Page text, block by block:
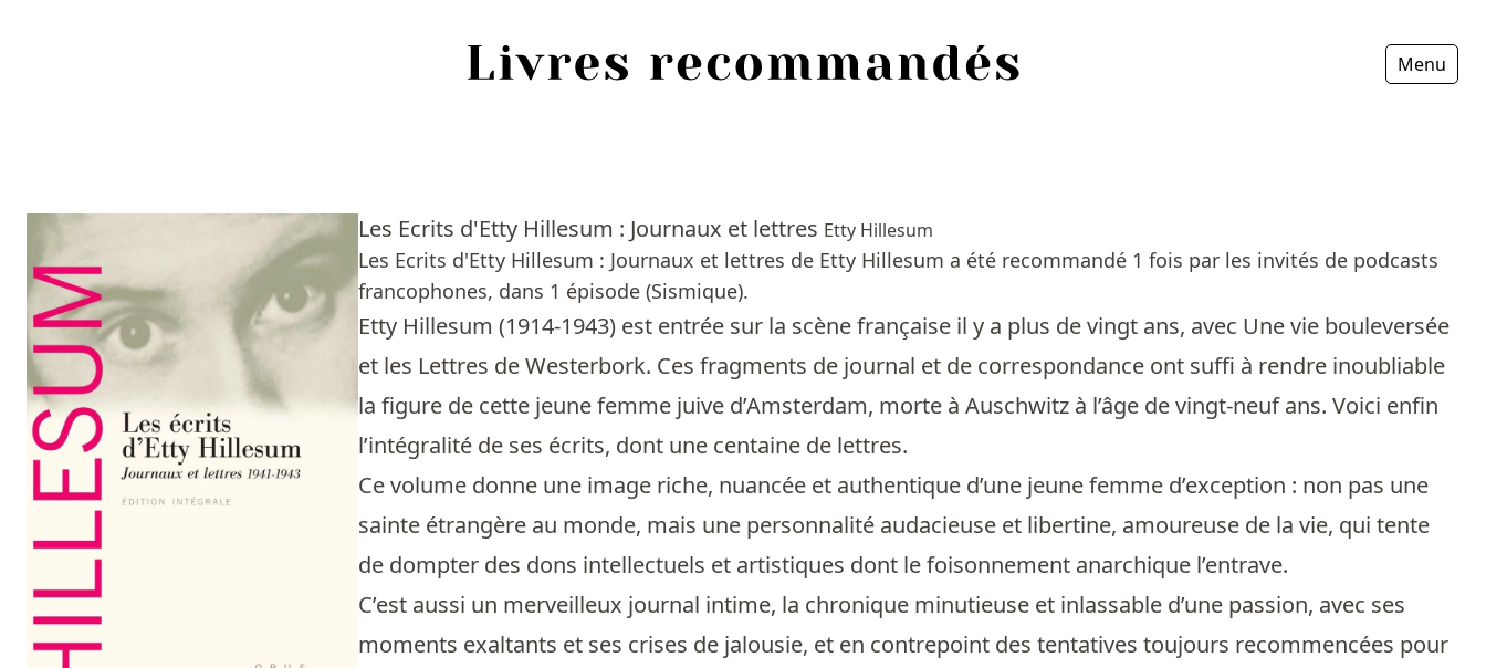
Menu
Les Ecrits d'Etty Hillesum : Journaux et lettres Etty Hillesum
Les Ecrits d'Etty Hillesum : Journaux et lettres de Etty Hillesum a été recommandé 1 fois par les invités de podcasts
francophones, dans 1 épisode (Sismique).
Etty Hillesum (1914-1943) est entrée sur la scène française il y a plus de vingt ans, avec Une vie bouleversée
et les Lettres de Westerbork. Ces fragments de journal et de correspondance ont suffi à rendre inoubliable
la figure de cette jeune femme juive d’Amsterdam, morte à Auschwitz à l’âge de vingt-neuf ans. Voici enfin
l’intégralité de ses écrits, dont une centaine de lettres.
Ce volume donne une image riche, nuancée et authentique d’une jeune femme d’exception : non pas une
sainte étrangère au monde, mais une personnalité audacieuse et libertine, amoureuse de la vie, qui tente
de dompter des dons intellectuels et artistiques dont le foisonnement anarchique l’entrave.
C’est aussi un merveilleux journal intime, la chronique minutieuse et inlassable d’une passion, avec ses
moments exaltants et ses crises de jalousie, et en contrepoint des tentatives toujours recommencées pour
Personnes
Livres
Livres les plus recommandés
Prix littéraires